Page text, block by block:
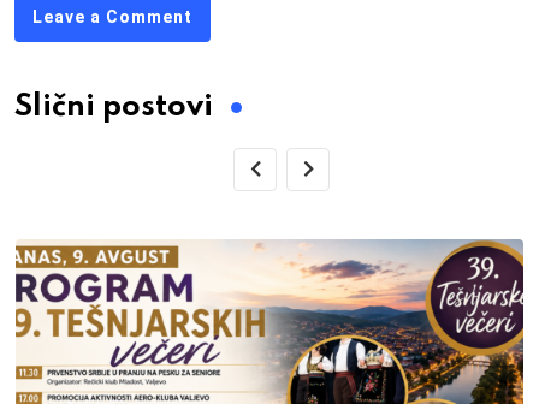
Leave a Comment
Slični postovi